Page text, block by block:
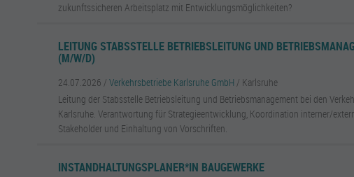
zukunftssicheren Arbeitsplatz mit Entwicklungsmöglichkeiten?
LEITUNG STABSSTELLE BETRIEBSLEITUNG UND
(M/W/D)
24.07.2026 /Verkehrsbetriebe Karlsruhe GmbH / Karlsruhe
Leitung der Stabsstelle Betriebsleitung und Betriebsmanagement bei den
Karlsruhe. Verantwortung für Strategieentwicklung, Koordination interner/
Stakeholder und Einhaltung von Vorschriften.
INSTANDHALTUNGSPLANER*IN BAUGEWERKE